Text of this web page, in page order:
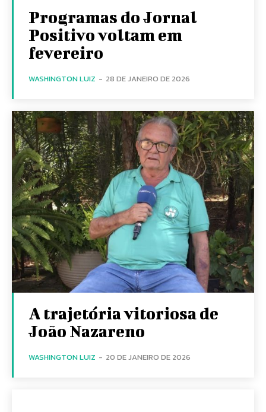
Programas do Jornal
Positivo voltam em
fevereiro
WASHINGTON LUIZ - 28 DE JANEIRO DE 2026
A trajetória vitoriosa de
João Nazareno
WASHINGTON LUIZ - 20 DE JANEIRO DE 2026